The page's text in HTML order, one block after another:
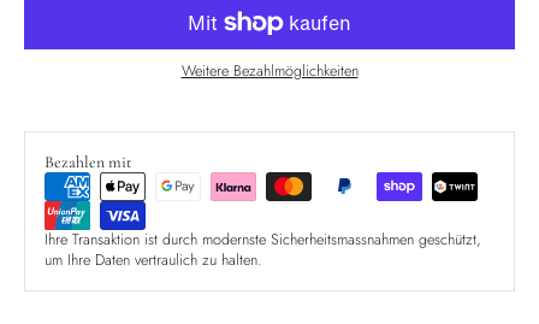
Weitere Bezahlmöglichkeiten
Bezahlen mit
Ihre Transaktion ist durch modernste Sicherheitsmassnahmen geschützt,
um Ihre Daten vertraulich zu halten.